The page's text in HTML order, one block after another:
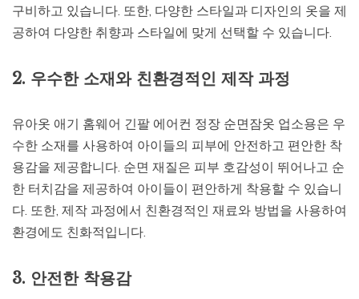
구비하고 있습니다. 또한, 다양한 스타일과 디자인의 옷을 제
공하여 다양한 취향과 스타일에 맞게 선택할 수 있습니다.
2. 우수한 소재와 친환경적인 제작 과정
유아옷 애기 홈웨어 긴팔 에어컨 정장 순면잠옷 업소용은 우
수한 소재를 사용하여 아이들의 피부에 안전하고 편안한 착
용감을 제공합니다. 순면 재질은 피부 호감성이 뛰어나고 순
한 터치감을 제공하여 아이들이 편안하게 착용할 수 있습니
다. 또한, 제작 과정에서 친환경적인 재료와 방법을 사용하여
환경에도 친화적입니다.
3. 안전한 착용감